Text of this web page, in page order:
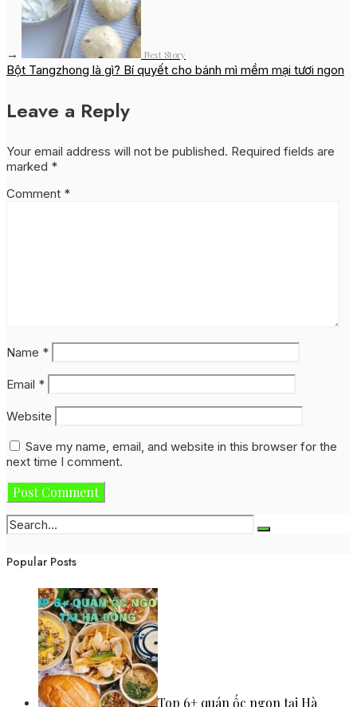
→ Next Story
Bột Tangzhong là gì? Bí quyết cho bánh mì mềm mại tươi ngon
Leave a Reply
Your email address will not be published. Required fields are
marked *
Comment *
Name *
Email *
Website
Save my name, email, and website in this browser for the
next time I comment.
Popular Posts
Top 6+ quán ốc ngon tại Hà